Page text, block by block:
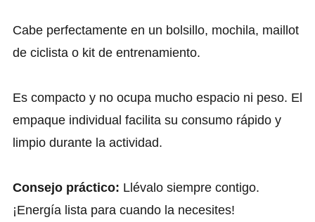
Cabe perfectamente en un bolsillo, mochila, maillot
de ciclista o kit de entrenamiento.
Es compacto y no ocupa mucho espacio ni peso. El
empaque individual facilita su consumo rápido y
limpio durante la actividad.
Consejo práctico: Llévalo siempre contigo.
¡Energía lista para cuando la necesites!